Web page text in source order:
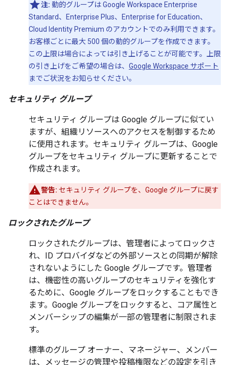
注: 動的グループは Google Workspace Enterprise
Standard、Enterprise Plus、Enterprise for Education、
Cloud Identity Premium のアカウントでのみ利用できます。
お客様ごとに最大 500 個の動的グループを作成できます。
この上限は場合によっては引き上げることが可能です。上限
の引き上げをご希望の場合は、 Google Workspace サポート
までご状況をお知らせください。
セキュリティ グループ
セキュリティ グループは Google グループに似てい
ますが、組織リソースへのアクセスを制御するため
に使用されます。セキュリティ グループは、Google
グループをセキュリティ グループに更新することで
作成されます。
警告: セキュリティ グループを、Google グループに戻す
ことはできません。
ロックされたグループ
ロックされたグループは、管理者によってロックさ
れ、ID プロバイダなどの外部ソースとの同期が解除
されないようにした Google グループです。 管理者
は、機密性の高いグループのセキュリティを強化す
るために、Google グループをロックすることもでき
ます。Google グループをロックすると、コア属性と
メンバーシップの編集が一部の管理者に制限されま
す。
標準のグループ オーナー、マネージャー、メンバー
は、メッセージの管理や投稿権限などの設定を引き